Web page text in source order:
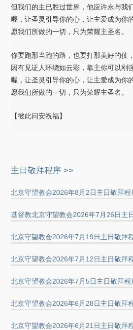
但我们的主已胜过世界，他应许永与我
喔，让圣灵引导你的心，让主爱成为你
愿我们所做的一切，只为荣耀主圣名。
你要跑那当跑的路，也要打那美好的仗，
因有见证人环绕如云彩，靠主你可以刚
喔，让圣灵引导你的心，让主爱成为你
愿我们所做的一切，只为荣耀主圣名。
【彼此问安祝福】
主日敬拜程序 >>
北京守望教会2026年8月2日主日敬拜程
基督教北京守望教会2026年7月26日主
北京守望教会2026年7月19日主日敬拜
北京守望教会2026年7月12日主日敬拜
北京守望教会2026年7月5日主日敬拜程
北京守望教会2026年6月28日主日敬拜
北京守望教会2026年6月21日主日敬拜